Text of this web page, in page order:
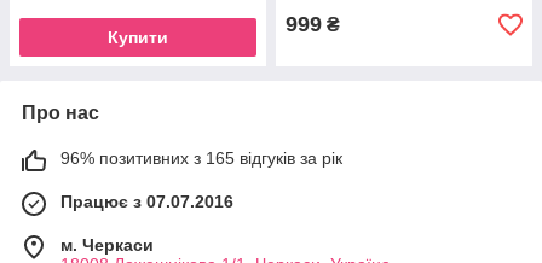
Купити
999 ₴
Про нас
96% позитивних з 165 відгуків за рік
Працює з 07.07.2016
м. Черкаси